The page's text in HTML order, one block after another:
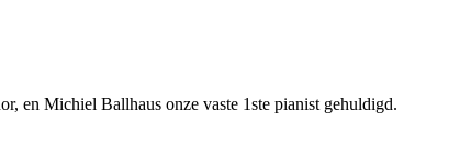
en Michiel Ballhaus onze vaste 1ste pianist gehuldigd.